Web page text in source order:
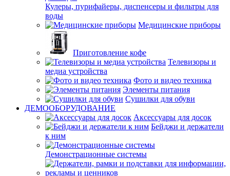
Кулеры, пурифайеры, диспенсеры и фильтры для
воды
Медицинские приборы
Приготовление кофе
Телевизоры и
медиа устройства
Фото и видео техника
Элементы питания
Сушилки для обуви
ДЕМООБОРУДОВАНИЕ
Аксессуары для досок
Бейджи и держатели
к ним
Демонстрационные системы